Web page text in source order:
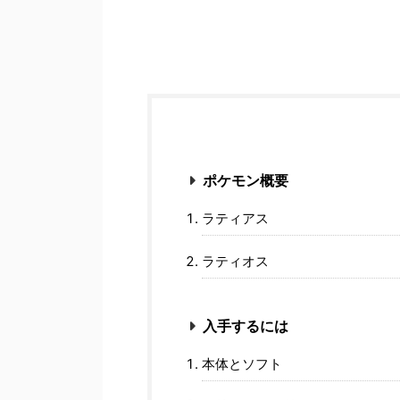
ポケモン概要
ラティアス
ラティオス
入手するには
本体とソフト